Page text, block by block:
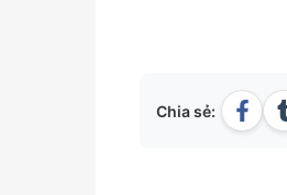
Chia sẻ: